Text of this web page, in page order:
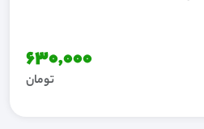
630,000
تومان